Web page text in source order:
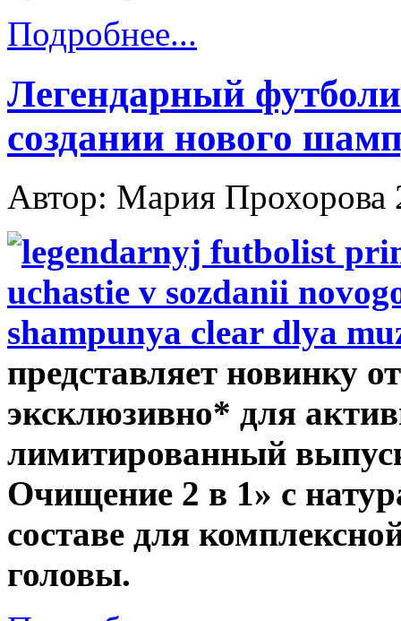
Подробнее...
Легендарный
создании нового
Автор: Мария Прохорова
представляет новинку
эксклюзивно* для
лимитированный
Очищение 2 в 1» с
составе для
головы.